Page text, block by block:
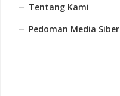
Tentang Kami
Pedoman Media Siber